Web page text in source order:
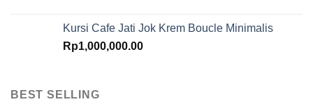
Kursi Cafe Jati Jok Krem Boucle Minimalis
Rp1,000,000.00
BEST SELLING